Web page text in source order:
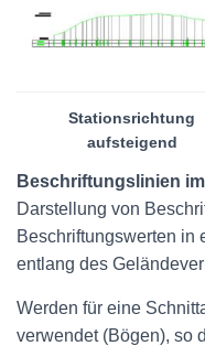
Stationsrichtung
aufsteigend
Beschriftungslinien
Darstellung von
Beschriftungswerten in
entlang des
Werden für eine
verwendet (Bögen), so